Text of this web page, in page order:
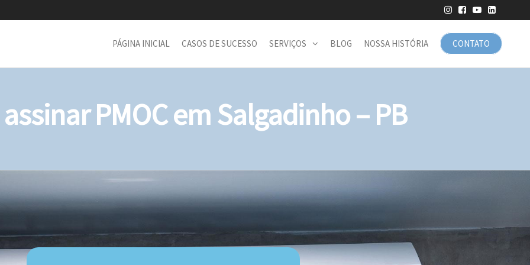
CONTATO
PÁGINA INICIAL CASOS DE SUCESSO SERVIÇOS BLOG NOSSA HISTÓRIA
PMOC em Salgadinho – PB